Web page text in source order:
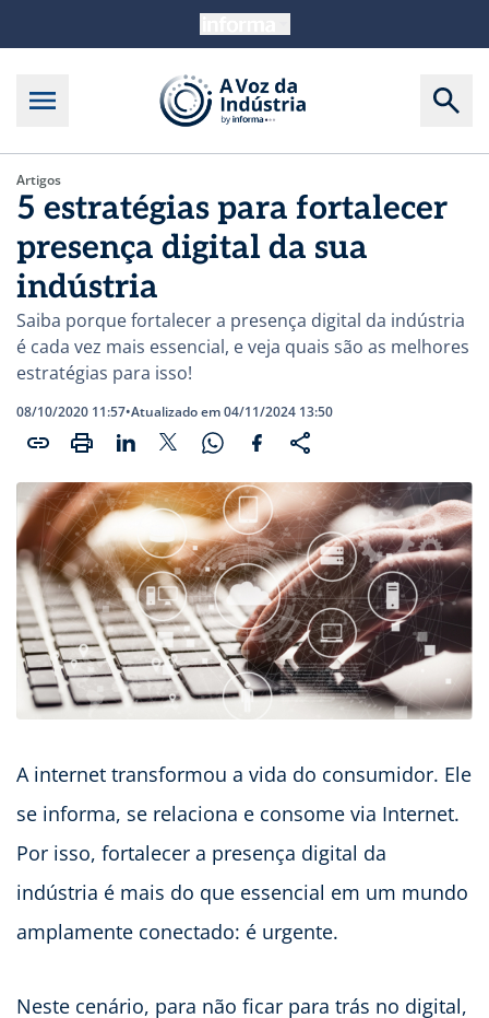
Artigos
5 estratégias para fortalecer
presença digital da sua
indústria
Saiba porque fortalecer a presença digital da indústria
é cada vez mais essencial, e veja quais são as melhores
estratégias para isso!
08/10/2020 11:57•Atualizado em 04/11/2024 13:50
A internet transformou a vida do consumidor. Ele
se informa, se relaciona e consome via Internet.
Por isso, fortalecer a presença digital da
indústria é mais do que essencial em um mundo
amplamente conectado: é urgente.
Neste cenário, para não ficar para trás no digital,